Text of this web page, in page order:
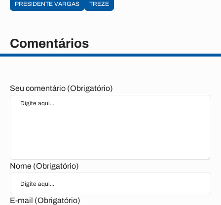
PRESIDENTE VARGAS
TREZE
Comentários
Seu comentário (Obrigatório)
Nome (Obrigatório)
E-mail (Obrigatório)